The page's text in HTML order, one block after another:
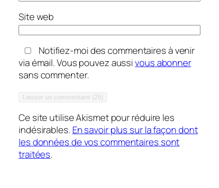
Site web
Notifiez-moi des commentaires à venir
via émail. Vous pouvez aussivous abonner
sans commenter.
Ce site utilise Akismet pour réduire les
indésirables. En savoir plus sur la façon dont
les données de vos commentaires sont
traitées.